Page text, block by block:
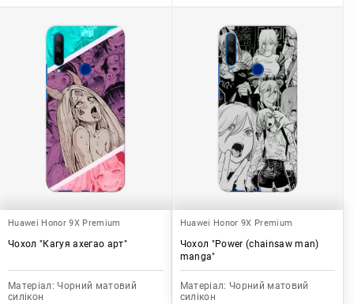
Huawei Honor 9X Premium
Чохол "Кагуя ахегао арт"
Матеріал: Чорний матовий
силікон
Huawei Honor 9X Premium
Чохол "Power (chainsaw man)
manga"
Матеріал: Чорний матовий
силікон